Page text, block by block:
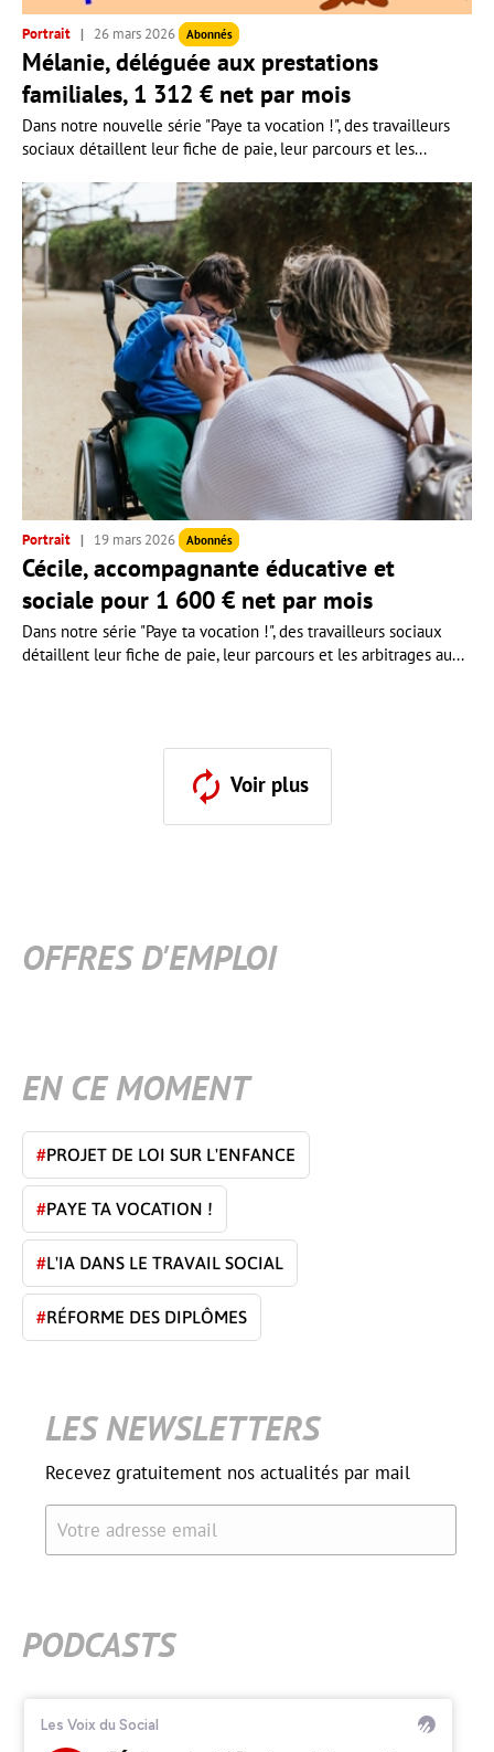
Portrait 26 mars 2026 Abonnés
Mélanie, déléguée aux prestations
familiales, 1 312 € net par mois
Dans notre nouvelle série "Paye ta vocation !", des travailleurs
sociaux détaillent leur fiche de paie, leur parcours et les...
Portrait 19 mars 2026 Abonnés
Cécile, accompagnante éducative et
sociale pour 1 600 € net par mois
Dans notre série "Paye ta vocation !", des travailleurs sociaux
détaillent leur fiche de paie, leur parcours et les arbitrages au...
Voir plus
OFFRES D'EMPLOI
EN CE MOMENT
#PROJET DE LOI SUR L'ENFANCE
#PAYE TA VOCATION !
#L'IA DANS LE TRAVAIL SOCIAL
#RÉFORME DES DIPLÔMES
LES NEWSLETTERS
Recevez gratuitement nos actualités par mail
Votre adresse email
PODCASTS